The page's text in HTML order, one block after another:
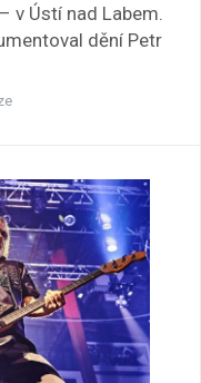
v Ústí nad Labem.
dění Petr